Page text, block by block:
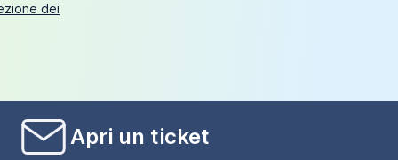
dei
Apri un ticket